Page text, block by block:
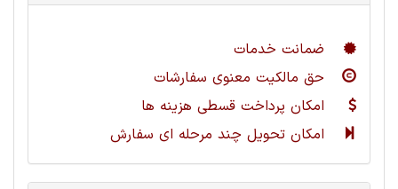
ضمانت خدمات
حق مالکیت معنوی سفارشات
امکان پرداخت قسطی هزینه ها
امکان تحویل چند مرحله ای سفارش